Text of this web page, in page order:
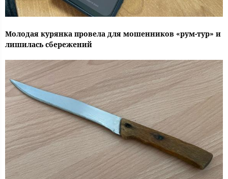
Молодая курянка провела для мошенников «рум-тур» и
лишилась сбережений